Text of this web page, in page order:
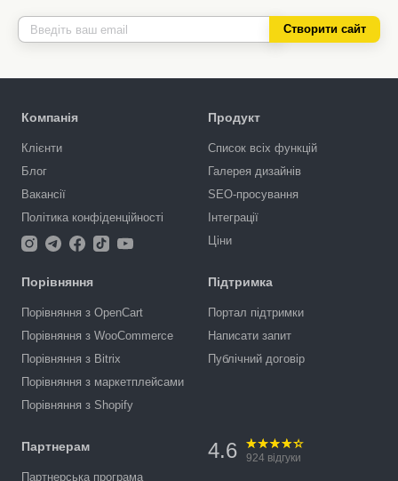
Створити сайт
Компанія
Клієнти
Блог
Вакансії
Політика конфіденційності
Продукт
Список всіх функцій
Галерея дизайнів
SEO-просування
Інтеграції
Ціни
Порівняння
Порівняння з OpenCart
Порівняння з WooCommerce
Порівняння з Bitrix
Порівняння з маркетплейсами
Порівняння з Shopify
Підтримка
Портал підтримки
Написати запит
Публічний договір
Партнерам
Партнерська програма
4.6 924 відгуки